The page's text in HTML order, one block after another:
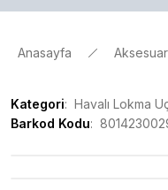
Anasayfa
Kategori Havalı Lokma
Barkod Kodu